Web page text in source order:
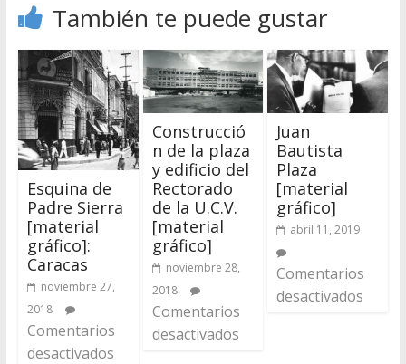
También te puede gustar
Esquina de
Padre Sierra
[material
gráfico]:
Caracas
noviembre 27,
2018
Comentarios
desactivados
Construcció
n de la plaza
y edificio del
Rectorado
de la U.C.V.
[material
gráfico]
noviembre 28,
2018
Comentarios
desactivados
Juan
Bautista
Plaza
[material
gráfico]
abril 11, 2019
Comentarios
desactivados